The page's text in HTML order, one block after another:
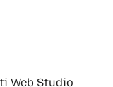
Web Studio